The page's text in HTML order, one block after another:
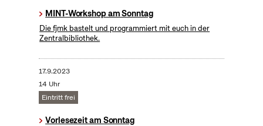
MINT-Workshop am Sonntag
Die fjmk bastelt und programmiert mit euch in der
Zentralbibliothek.
17.9.2023
14 Uhr
Eintritt frei
Vorlesezeit am Sonntag